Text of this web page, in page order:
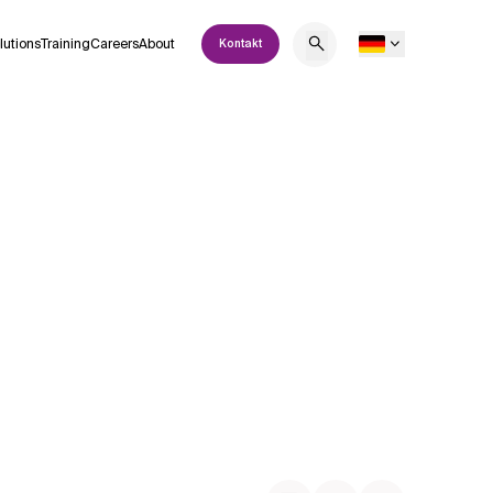
TrainingCareersAbout Kontakt